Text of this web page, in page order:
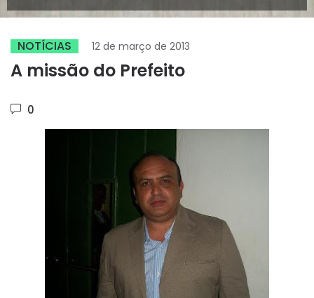
NOTÍCIAS 12 de março de 2013
A missão do Prefeito
0